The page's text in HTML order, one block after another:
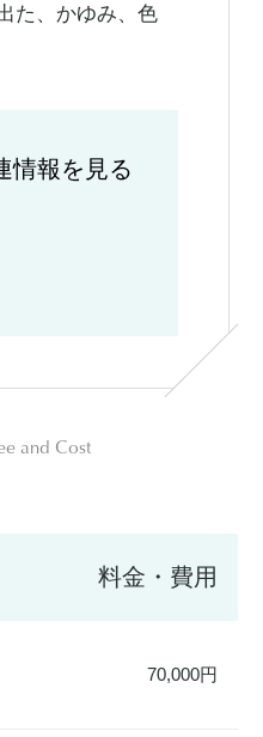
た、かゆみ、色
情報を見る
and Cost
料金・費用
70,000円